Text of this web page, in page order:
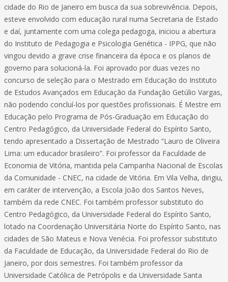
cidade do Rio de Janeiro em busca da sua sobrevivência. Depois,
esteve envolvido com educação rural numa Secretaria de Estado
e daí, juntamente com uma colega pedagoga, iniciou a abertura
do Instituto de Pedagogia e Psicologia Genética - IPPG, que não
vingou devido a grave crise financeira da época e os planos de
governo para solucioná-la. Foi aprovado por duas vezes no
concurso de seleção para o Mestrado em Educação do Instituto
de Estudos Avançados em Educação da Fundação Getúlio Vargas,
não podendo concluí-los por questões profissionais. É Mestre em
Educação pelo Programa de Pós-Graduação em Educação do
Centro Pedagógico, da Universidade Federal do Espírito Santo,
tendo apresentado a Dissertação de Mestrado “Lauro de Oliveira
Lima: um educador brasileiro”. Foi professor da Faculdade de
Economia de Vitória, mantida pela Campanha Nacional de Escolas
da Comunidade - CNEC, na cidade de Vitória. Em Vila Velha, dirigiu,
em caráter de intervenção, a Escola João dos Santos Neves,
também da rede CNEC. Foi também professor substituto do
Centro Pedagógico, da Universidade Federal do Espírito Santo,
lotado na Coordenação Universitária Norte do Espírito Santo, nas
cidades de São Mateus e Nova Venécia. Foi professor substituto
da Faculdade de Educação, da Universidade Federal do Rio de
Janeiro, por dois semestres. Foi também professor da
Universidade Católica de Petrópolis e da Universidade Santa